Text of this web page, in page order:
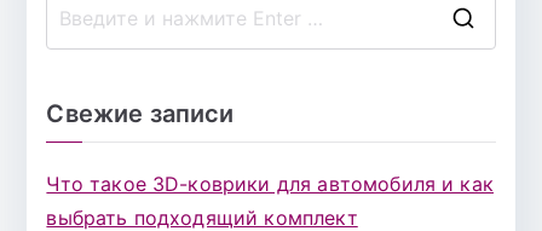
Свежие записи
Что такое 3D-коврики для автомобиля и как
выбрать подходящий комплект